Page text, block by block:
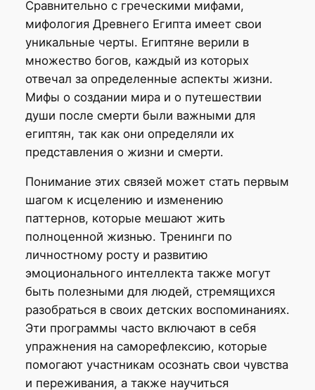
Сравнительно с греческими мифами,
мифология Древнего Египта имеет свои
уникальные черты. Египтяне верили в
множество богов, каждый из которых
отвечал за определенные аспекты жизни.
Мифы о создании мира и о путешествии
души после смерти были важными для
египтян, так как они определяли их
представления о жизни и смерти.
Понимание этих связей может стать первым
шагом к исцелению и изменению
паттернов, которые мешают жить
полноценной жизнью. Тренинги по
личностному росту и развитию
эмоционального интеллекта также могут
быть полезными для людей, стремящихся
разобраться в своих детских воспоминаниях.
Эти программы часто включают в себя
упражнения на саморефлексию, которые
помогают участникам осознать свои чувства
и переживания, а также научиться